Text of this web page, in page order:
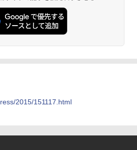
2015/151117.html